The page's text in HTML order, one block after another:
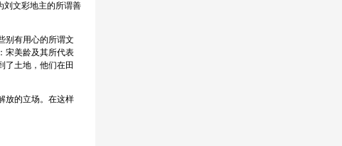
文彩地主的所谓善
别有用心的所谓文
宋美龄及其所代表
了土地，他们在田
放的立场。在这样